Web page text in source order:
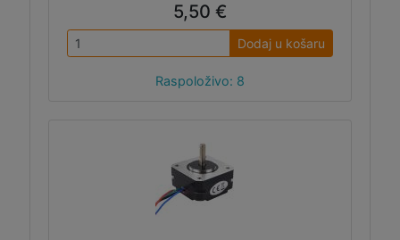
5,50 €
Dodaj u košaru
Raspoloživo: 8